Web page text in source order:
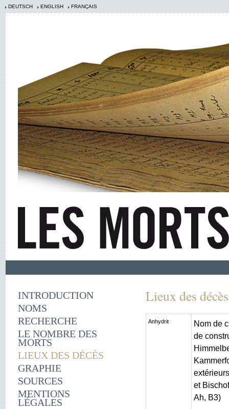
DEUTSCH ENGLISH FRANÇAIS
INTRODUCTION
NOMS
RECHERCHE
LE NOMBRE DES
MORTS
LIEUX DES DÉCÈS
GRAPHIE
SOURCES
MENTIONS
LÉGALES
Lieux des décès
Anhydrit
Nom de
de
et
Ah, B3)